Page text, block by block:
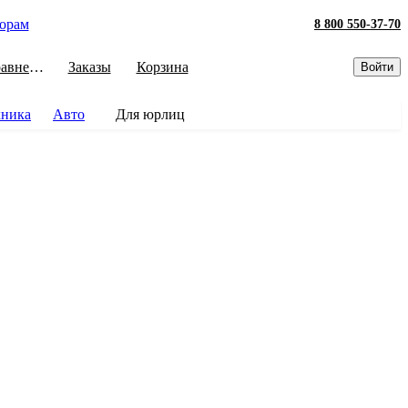
8 800 550-37-70
Сравнение Заказы Корзина Войти
Авто Для юрлиц